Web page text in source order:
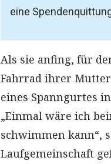
eine
Als sie anfing, für
Fahrrad ihrer
eines Spanngurtes
„Einmal wäre ich
schwimmen kann“,
Laufgemeinschaft